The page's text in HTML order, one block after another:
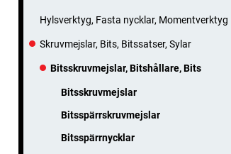
Hylsverktyg, Fasta nycklar, Momentverktyg
Skruvmejslar, Bits, Bitssatser, Sylar
Bitsskruvmejslar, Bitshållare, Bits
Bitsskruvmejslar
Bitsspärrskruvmejslar
Bitsspärrnycklar